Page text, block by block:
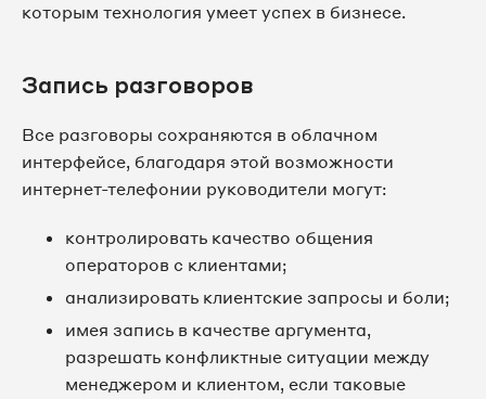
которым технология умеет успех в бизнесе.
Запись разговоров
Все разговоры сохраняются в облачном
интерфейсе, благодаря этой возможности
интернет-телефонии руководители могут:
контролировать качество общения
операторов с клиентами;
анализировать клиентские запросы и боли;
имея запись в качестве аргумента,
разрешать конфликтные ситуации между
менеджером и клиентом, если таковые